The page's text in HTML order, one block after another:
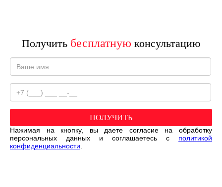
Получить бесплатную консультацию
ПОЛУЧИТЬ
Нажимая на кнопку, вы даете согласие на обработку
персональных данных и соглашаетесь c политикой
конфиденциальности.